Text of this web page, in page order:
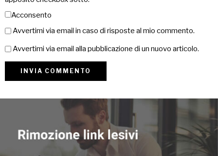
Acconsento
Avvertimi via email in caso di risposte al mio commento.
Avvertimi via email alla pubblicazione di un nuovo articolo.